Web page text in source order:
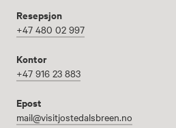
Resepsjon
+47 480 02 997
Kontor
+47 916 23 883
Epost
mail@visitjostedalsbreen.no